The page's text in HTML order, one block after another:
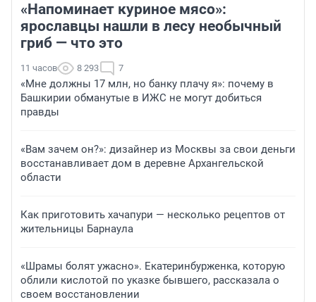
«Напоминает куриное мясо»:
ярославцы нашли в лесу необычный
гриб — что это
11 часов 8 293 7
«Мне должны 17 млн, но банку плачу я»: почему в
Башкирии обманутые в ИЖС не могут добиться
правды
«Вам зачем он?»: дизайнер из Москвы за свои деньги
восстанавливает дом в деревне Архангельской
области
Как приготовить хачапури — несколько рецептов от
жительницы Барнаула
«Шрамы болят ужасно». Екатеринбурженка, которую
облили кислотой по указке бывшего, рассказала о
своем восстановлении